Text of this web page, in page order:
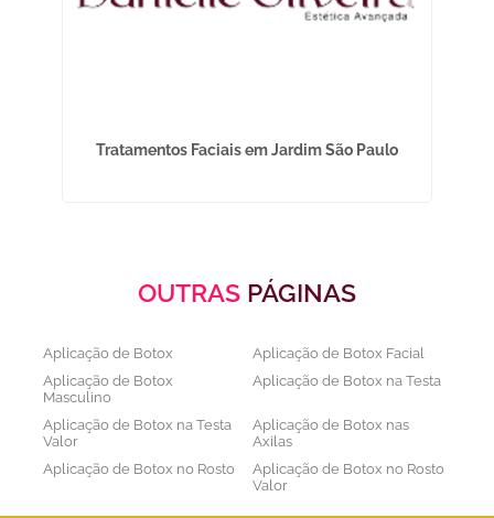
Tratamentos Faciais em Jardim São Paulo
OUTRAS PÁGINAS
Aplicação de Botox
Aplicação de Botox Facial
Aplicação de Botox
Masculino
Aplicação de Botox na Testa
Aplicação de Botox na Testa
Valor
Aplicação de Botox nas
Axilas
Aplicação de Botox no Rosto
Aplicação de Botox no Rosto
Valor
Aplicação de Botox nos
Aplicação de Botox Preço